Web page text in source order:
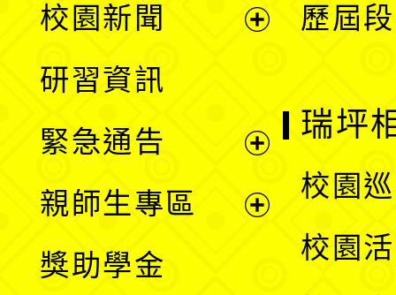
單
校園新聞
選
單
研習資訊
緊急通告
親師生專區
獎助學金
歷屆
瑞坪
校園
校園